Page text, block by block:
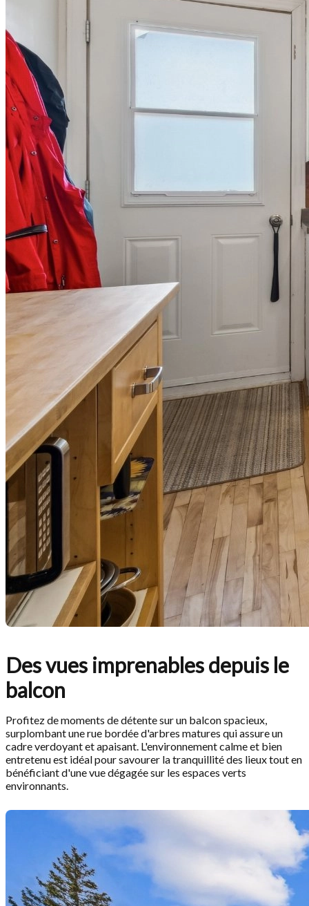
Des vues imprenables depuis le
balcon
Profitez de moments de détente sur un balcon spacieux,
surplombant une rue bordée d'arbres matures qui assure un
cadre verdoyant et apaisant. L'environnement calme et bien
entretenu est idéal pour savourer la tranquillité des lieux tout en
bénéficiant d'une vue dégagée sur les espaces verts
environnants.